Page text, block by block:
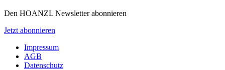
Den HOANZL Newsletter abonnieren
Jetzt abonnieren
Impressum
AGB
Datenschutz